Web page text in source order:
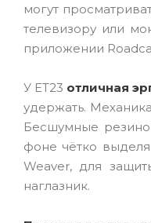
могут
телевизору или
приложении
У ET23 отличная
удержать.
Бесшумные
фоне чётко
Weaver, для
наглазник.